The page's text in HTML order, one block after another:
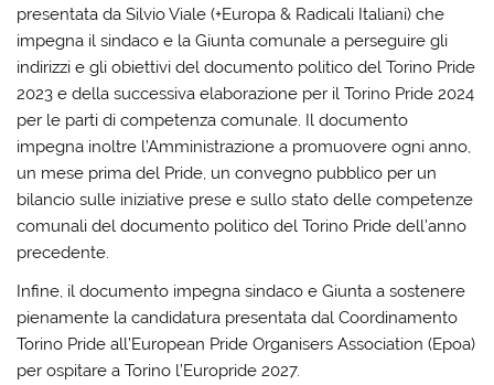
presentata da Silvio Viale (+Europa & Radicali Italiani) che
impegna il sindaco e la Giunta comunale a perseguire gli
indirizzi e gli obiettivi del documento politico del Torino Pride
2023 e della successiva elaborazione per il Torino Pride 2024
per le parti di competenza comunale. Il documento
impegna inoltre l’Amministrazione a promuovere ogni anno,
un mese prima del Pride, un convegno pubblico per un
bilancio sulle iniziative prese e sullo stato delle competenze
comunali del documento politico del Torino Pride dell’anno
precedente.
Infine, il documento impegna sindaco e Giunta a sostenere
pienamente la candidatura presentata dal Coordinamento
Torino Pride all’European Pride Organisers Association (Epoa)
per ospitare a Torino l’Europride 2027.